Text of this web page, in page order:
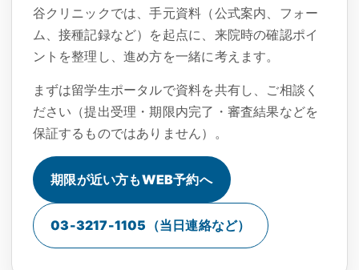
谷クリニックでは、手元資料（公式案内、フォー
ム、接種記録など）を起点に、来院時の確認ポイ
ントを整理し、進め方を一緒に考えます。
まずは留学生ポータルで資料を共有し、ご相談く
ださい（提出受理・期限内完了・審査結果などを
保証するものではありません）。
期限が近い方もWEB予約へ
03-3217-1105（当日連絡など）